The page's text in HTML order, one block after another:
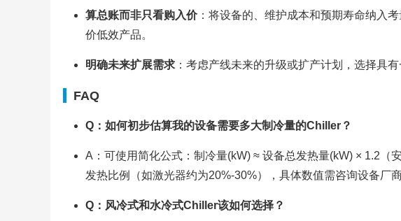
算总账而非只看购入价：将设备的、维护成本和预期寿命纳入
价低效产品。
明确未来扩展需求：考虑产线未来的升级或扩产计划，选择具
FAQ
Q：如何初步估算我的设备需要多大制冷量的Chiller？
A：可使用简化公式：制冷量(kW) ≈ 设备总发热量(kW) × 1.2（
发热比例（如激光器约为20%-30%），具体数值需咨询设备厂商
Q：风冷式和水冷式Chiller该如何选择？